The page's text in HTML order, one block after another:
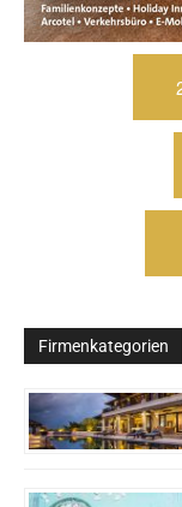
Firmenkategorien